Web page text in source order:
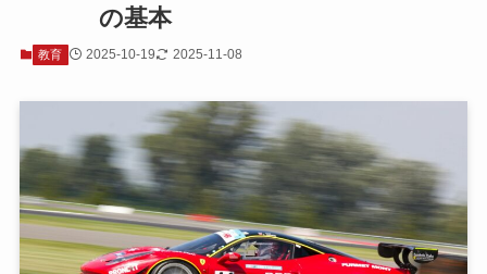
の基本
教育 2025-10-19 2025-11-08